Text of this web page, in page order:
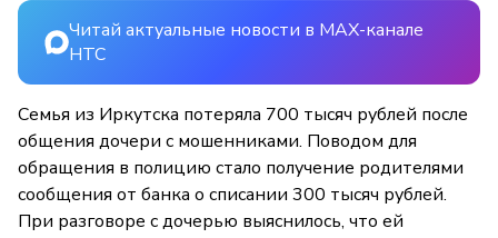
Читай актуальные новости в MAX-канале
НТС
Семья из Иркутска потеряла 700 тысяч рублей после
общения дочери с мошенниками. Поводом для
обращения в полицию стало получение родителями
сообщения от банка о списании 300 тысяч рублей.
При разговоре с дочерью выяснилось, что ей